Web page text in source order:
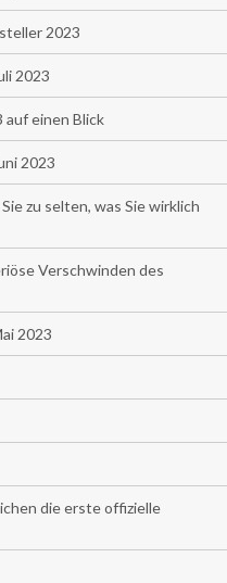
2023
2023
auf einen Blick
2023
zu selten, was Sie wirklich
Verschwinden des
2023
die erste offizielle